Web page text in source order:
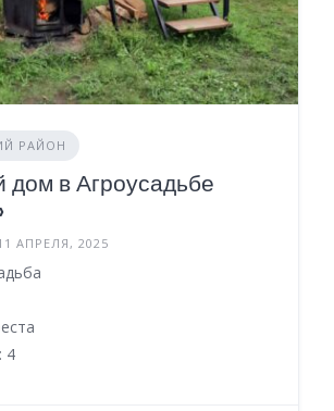
РАЙОН
дом в Агроусадьбе
АПРЕЛЯ, 2025
: 4